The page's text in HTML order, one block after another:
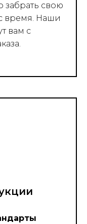
забрать свою
время. Наши
вам с